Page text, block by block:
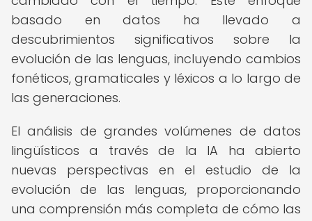
basado en datos ha llevado a
descubrimientos significativos sobre la
evolución de las lenguas, incluyendo cambios
fonéticos, gramaticales y léxicos a lo largo de
las generaciones.
El análisis de grandes volúmenes de datos
lingüísticos a través de la IA ha abierto
nuevas perspectivas en el estudio de la
evolución de las lenguas, proporcionando
una comprensión más completa de cómo las